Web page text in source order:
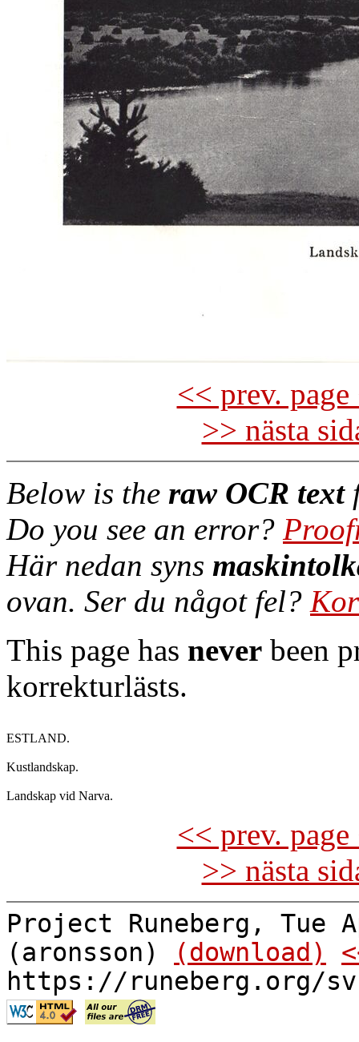
<< prev.
>> nästa
Below is the raw OCR text
Do you see an error?
Här nedan syns
ovan. Ser du något fel?
This page has never been
korrekturlästs.
ESTLAND.
Kustlandskap.
<< prev.
>> nästa
Project Runeberg, Tue
(aronsson)
(download)
https://runeberg.org/